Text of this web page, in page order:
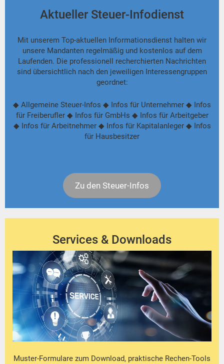
Aktueller Steuer-Infodienst
Mit unserem Top-aktuellen Informationsdienst halten wir
unsere Mandanten regelmäßig und kostenlos auf dem
Laufenden. Die professionell recherchierten Nachrichten
sind übersichtlich nach den jeweiligen Interessengruppen
geordnet:
◆ Allgemeine Steuer-Infos ◆ Infos für Unternehmer ◆ Infos
für Freiberufler ◆ Infos für GmbHs ◆ Infos für Arbeitgeber
◆ Infos für Arbeitnehmer ◆ Infos für Kapitalanleger ◆ Infos
für Hausbesitzer
Zu den Steuer-Infos
Services & Downloads
Muster-Formulare zum Download, praktische Rechen-Tools